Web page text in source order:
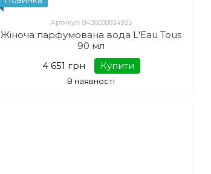
Артикул: 8436038834935
Жіноча парфумована вода L'Eau Tous
90 мл
4 651 грн
Купити
В наявності